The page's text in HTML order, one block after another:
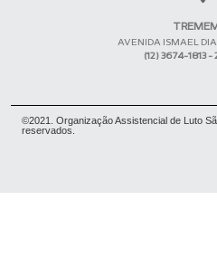
AVENIDA ISMAEL
(12) 3674-1813 -
©2021. Organização Assistencial de Luto
reservados.